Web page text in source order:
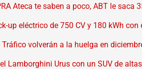
Ateca te saben a poco, ABT le saca
up eléctrico de 750 CV y 180 kWh
volverán a la huelga en
Lamborghini Urus con un SUV de